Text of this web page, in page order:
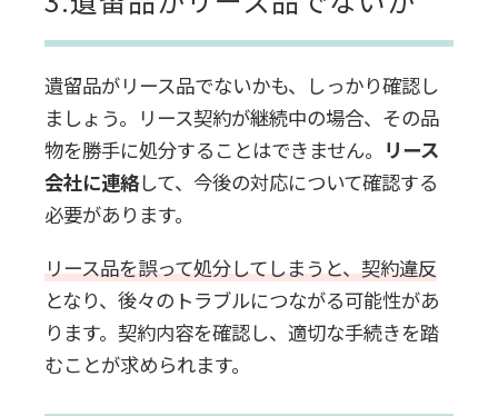
遺留品がリース品でないかも、しっかり確認し
ましょう。リース契約が継続中の場合、その品
物を勝手に処分することはできません。 リース
会社に連絡して、今後の対応について確認する
必要があります。
リース品を誤って処分してしまうと、契約違反
となり、後々のトラブルにつながる可能性があ
ります。契約内容を確認し、適切な手続きを踏
むことが求められます。